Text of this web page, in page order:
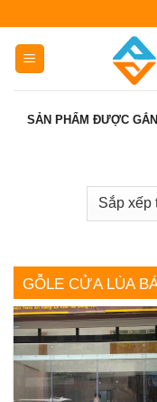
content
SẢN PHẨM ĐƯỢC
GỖLE CỬA LÙA